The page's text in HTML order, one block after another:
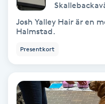
Kinesiologi
Kiropraktik
Josh Yalley Hair är en
Halmstad.
Presentkort